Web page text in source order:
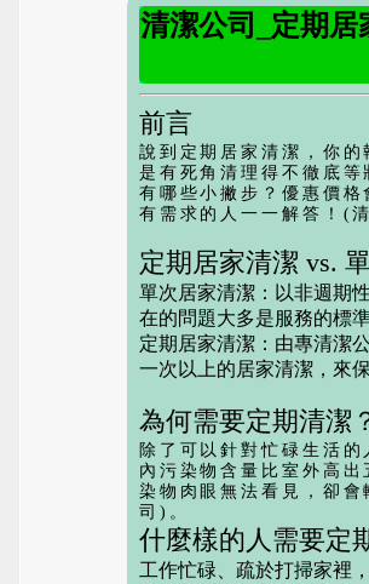
清潔公司_定期
前言
說到定期居家清潔，你
是有死角清理得不徹底
有哪些小撇步？優惠價
有需求的人一一解答！(
定期居家清潔 vs.
單次居家清潔： 以非週期
在的問題大多是服務的標
定期居家清潔： 由專清潔
一次以上的居家清潔，來
為何需要定期清潔
除了可以針對忙碌生活
內污染物含量比室外高
染物肉眼無法看見，卻
司 )。
什麼樣的人需要定
工作忙碌、疏於打掃家裡